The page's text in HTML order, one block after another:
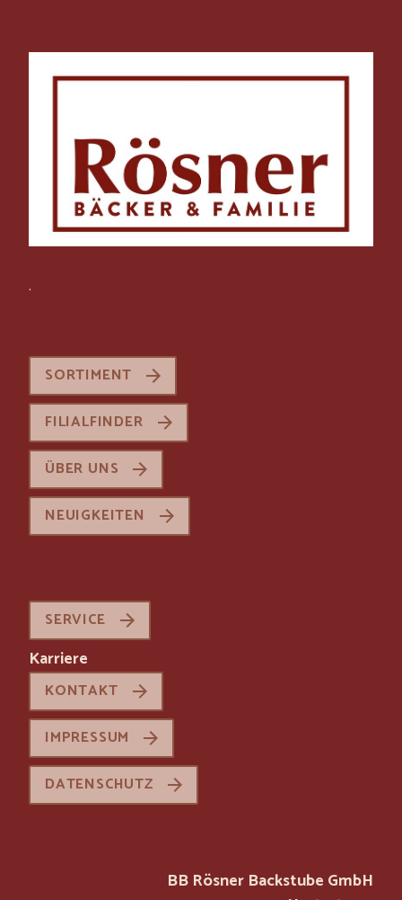
.
SORTIMENT
FILIALFINDER
ÜBER UNS
NEUIGKEITEN
SERVICE
Karriere
KONTAKT
IMPRESSUM
DATENSCHUTZ
BB Rösner Backstube GmbH